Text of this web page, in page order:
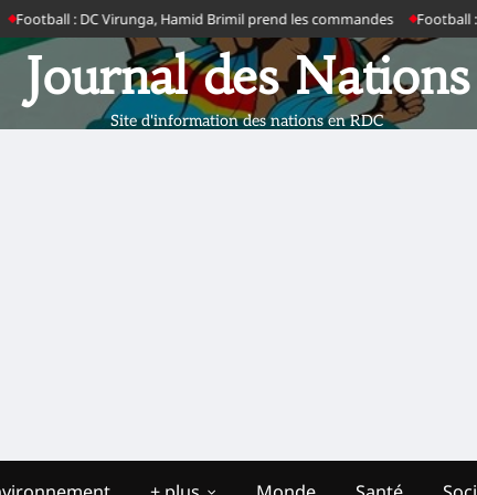
: DC Virunga, Hamid Brimil prend les commandes Football :
Journal des Nations
Site d'information des nations en RDC